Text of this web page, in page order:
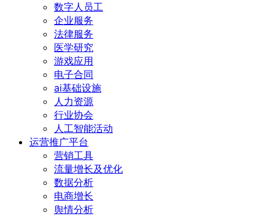
数字人员工
企业服务
法律服务
医学研究
游戏应用
电子合同
ai基础设施
人力资源
行业协会
人工智能活动
运营推广平台
营销工具
流量增长及优化
数据分析
电商增长
舆情分析